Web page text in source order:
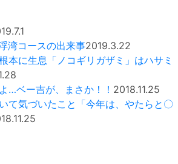
湾コースの出来事2019.3.22
本に生息「ノコギリガザミ」はハサミ
…ベー吉が、まさか！！ 2018.11.25
て気づいたこと「今年は、やたらと〇